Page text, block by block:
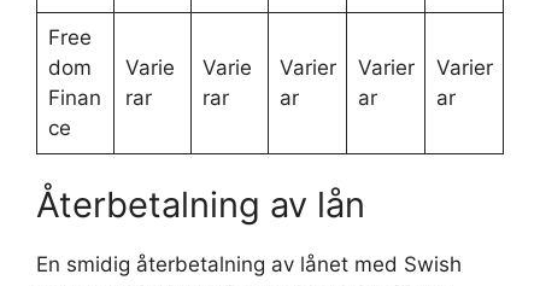
Free
dom
Finan
ce
Varie
rar
Varie
rar
Varier
ar
Varier
ar
Varier
ar
Återbetalning av lån
En smidig återbetalning av lånet med Swish